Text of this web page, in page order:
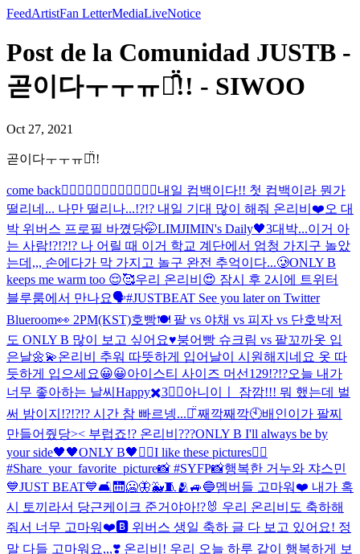
FeedArtistFan LetterMediaLiveNotice
Post de la Comunidad JUSTB -
곧이다ㅜㅜㅠㅠ̑̈!! - SIWOO
Oct 27, 2021
곧이다ㅜㅜㅠㅠ̑̈!!
come back❤️‍🔥❤️‍🔥❤️‍🔥❤️‍🔥❤️‍🔥❤️‍🔥내일 컴백이다!! 첫 컴백이라 뭔가
떨리네... 나만 떨리나...!?!? 내일 기대 많이 해줘 온리비❤️오 대
박 위버스 프로필 바꼈당🤭LIMJIMIN's Daily🖤3대박...이거 아
는 사람!?!?!? 나 어릴 때 이거 학교 계단에서 엄청 가지구 놀았
는데,,, 손에다가 막 가지고 놀구 완전 추억이다...🥲ONLY B
keeps me warm too 😌🥰우리 온리비😍 잠시 후 2시에 트위터
블루룸에서 만나요🗣#JUSTBEAT See you later on Twitter
Blueroom👀 2PM(KST)호빵🍽 팥 vs 야채 vs 피자 vs 단호박저
도 ONLY B 많이 보고 싶어요♥️붕어빵 슈크림 vs 팥꼬까옷 입
은날🌼💫온리비 추워 따뜻하게 입어 날이 시원해지네요 옷 따
듯하게 입으세요😀😀아이스티 사이즈 머선129!?!?오늘 내가
너무 좋아하는 날씨 Happy✖️3❤️‍🔥아니이ㅣ 잠깜!!! 뭐 했는데 벌
써 밤이지!?!?!? 시간 참 빠르넹...ㅠ̑̈ 째깍째깍🕙배인이가 팔찌
만들어줬당>< 부럽죠!? 온리비???ONLY B I'll always be by
your side🖤🖤ONLY B🖤 ❤️‍🔥I like these pictures❤️‍🔥
#Share_your_favorite_picture📸 #SYFP📸행복한 거누와 쟈스민
💙JUST BEAT💙🛋🛗🥶🦋🐳🧵🫂🚙🔵멤버들 고마워❤️ 내가 혹
시 토끼라서 당근케이크 준거야아!?🐰 우리 온리비도 축하해
줘서 너무 고마워❤️🅱️ 위버스 생일 축하 글 다 보고 있어요! 정
말 다들 고마워요,,,❣️ 온리비! 우리 오늘 하루 같이 행복하게 보